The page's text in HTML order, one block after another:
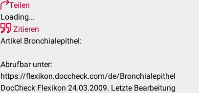
Teilen
Loading...
Zitieren
Artikel Bronchialepithel:
Abrufbar unter:
https://flexikon.doccheck.com/de/Bronchialepithel
DocCheck Flexikon 24.03.2009. Letzte Bearbeitung